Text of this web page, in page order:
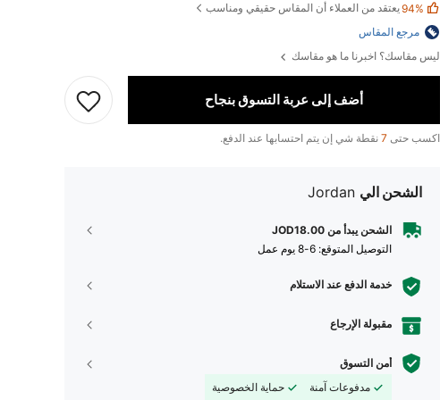
94%يعتقد من العملاء أن المقاس حقيقي ومناسب
مرجع المقاس
ليس مقاسك؟ اخبرنا ما هو مقاسك
أضف إلى عربة التسوق بنجاح
اكسب حتى 7 نقطة شي إن يتم احتسابها عند الدفع.
الشحن الي Jordan
الشحن يبدأ من JOD18.00
التوصيل المتوقع: 6-8 يوم عمل
خدمة الدفع عند الاستلام
مقبولة الإرجاع
أمن التسوق
مدفوعات آمنة
حماية الخصوصية